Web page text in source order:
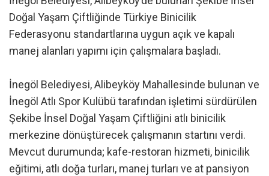
Doğal Yaşam Çiftliğinde Türkiye Binicilik
Federasyonu standartlarına uygun açık ve kapalı
manej alanları yapımı için çalışmalara başladı.
İnegöl Belediyesi, Alibeyköy Mahallesinde bulunan ve
İnegöl Atlı Spor Kulübü tarafından işletimi sürdürülen
Şekibe İnsel Doğal Yaşam Çiftliğini atlı binicilik
merkezine dönüştürecek çalışmanın startını verdi.
Mevcut durumunda; kafe-restoran hizmeti, binicilik
eğitimi, atlı doğa turları, manej turları ve at pansiyon